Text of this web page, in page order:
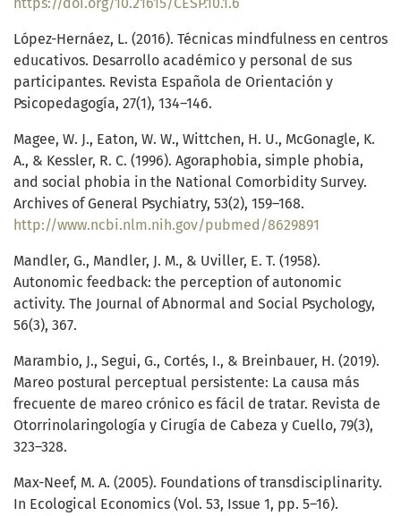
https://doi.org/10.21615/CESP.10.1.6
López-Hernáez, L. (2016). Técnicas mindfulness en centros
educativos. Desarrollo académico y personal de sus
participantes. Revista Española de Orientación y
Psicopedagogía, 27(1), 134–146.
Magee, W. J., Eaton, W. W., Wittchen, H. U., McGonagle, K.
A., & Kessler, R. C. (1996). Agoraphobia, simple phobia,
and social phobia in the National Comorbidity Survey.
Archives of General Psychiatry, 53(2), 159–168.
http://www.ncbi.nlm.nih.gov/pubmed/8629891
Mandler, G., Mandler, J. M., & Uviller, E. T. (1958).
Autonomic feedback: the perception of autonomic
activity. The Journal of Abnormal and Social Psychology,
56(3), 367.
Marambio, J., Segui, G., Cortés, I., & Breinbauer, H. (2019).
Mareo postural perceptual persistente: La causa más
frecuente de mareo crónico es fácil de tratar. Revista de
Otorrinolaringología y Cirugía de Cabeza y Cuello, 79(3),
323–328.
Max-Neef, M. A. (2005). Foundations of transdisciplinarity.
In Ecological Economics (Vol. 53, Issue 1, pp. 5–16).